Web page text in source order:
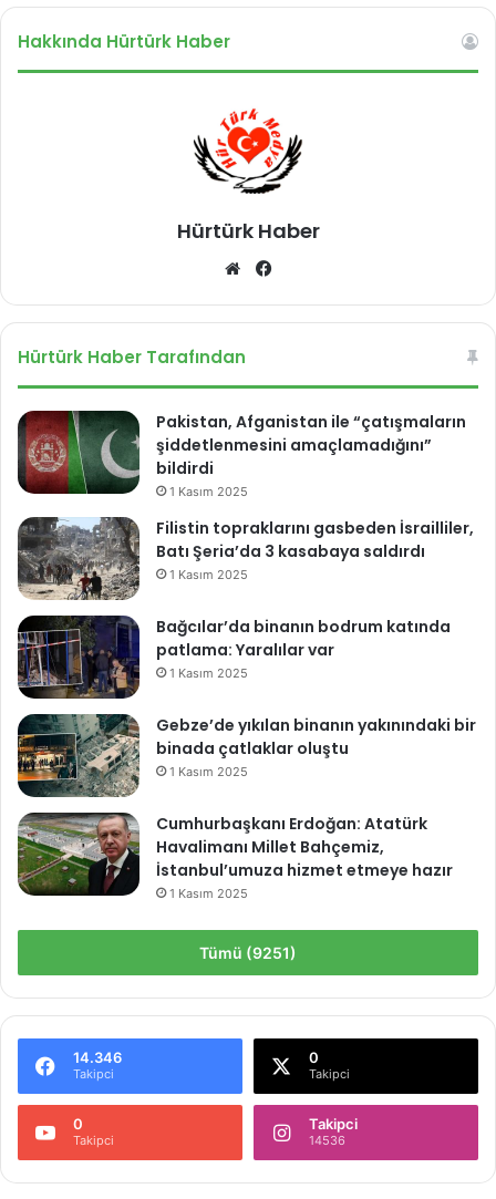
!Hakkında Hürtürk Haber
Hürtürk Haber
We
sit bo
Hürtürk Haber Tarafından
Pakistan, Afganistan ile “çatışmaların
şiddetlenmesini amaçlamadığını”
bildirdi
1 Kasım 2025
Filistin topraklarını gasbeden İsrailliler,
Batı Şeria’da 3 kasabaya saldırdı
1 Kasım 2025
Bağcılar’da binanın bodrum katında
patlama: Yaralılar var
1 Kasım 2025
Gebze’de yıkılan binanın yakınındaki bir
binada çatlaklar oluştu
1 Kasım 2025
Cumhurbaşkanı Erdoğan: Atatürk
Havalimanı Millet Bahçemiz,
İstanbul’umuza hizmet etmeye hazır
1 Kasım 2025
Tümü (9251)
14.346
Takipci
0
Takipci
0
Takipci
Takipci
14536